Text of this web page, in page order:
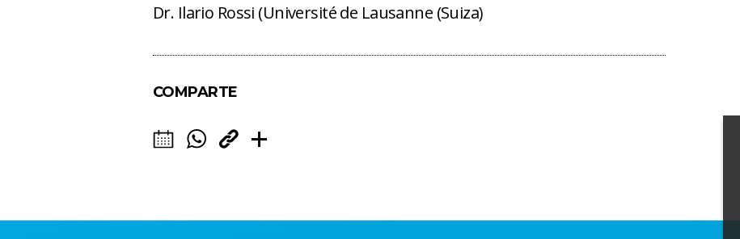
Dr. Ilario Rossi (Université de Lausanne (Suiza)
COMPARTE